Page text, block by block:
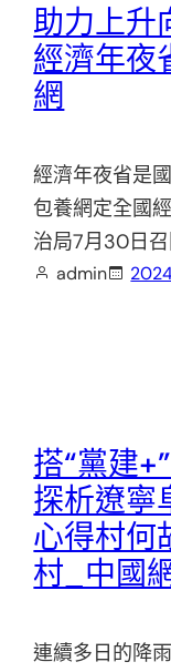
助力上升
經濟年夜
網
經濟年夜省是
包養網定全國
治局7月30日
admin
搭“黨建
探析遼寧
心得村何
村_中國
連續多日的降